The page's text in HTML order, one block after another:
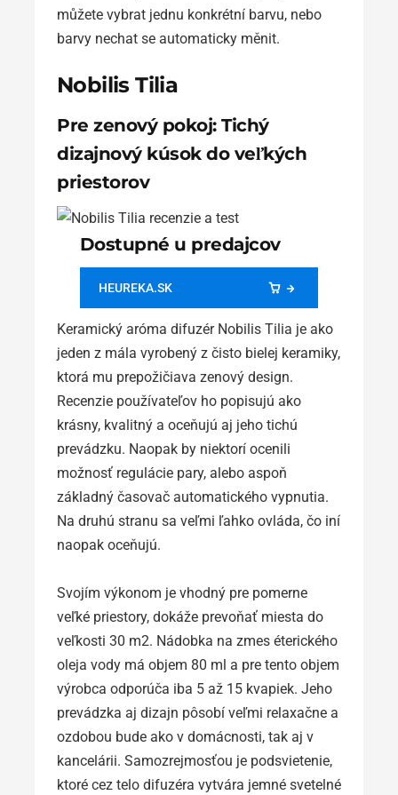
můžete vybrat jednu konkrétní barvu, nebo
barvy nechat se automaticky měnit.
Nobilis Tilia
Pre zenový pokoj: Tichý
dizajnový kúsok do veľkých
priestorov
Dostupné u predajcov
HEUREKA.SK
Keramický aróma difuzér Nobilis Tilia je ako
jeden z mála vyrobený z čisto bielej keramiky,
ktorá mu prepožičiava zenový design.
Recenzie používateľov ho popisujú ako
krásny, kvalitný a oceňujú aj jeho tichú
prevádzku. Naopak by niektorí ocenili
možnosť regulácie pary, alebo aspoň
základný časovač automatického vypnutia.
Na druhú stranu sa veľmi ľahko ovláda, čo iní
naopak oceňujú.
Svojím výkonom je vhodný pre pomerne
veľké priestory, dokáže prevoňať miesta do
veľkosti 30 m2. Nádobka na zmes éterického
oleja vody má objem 80 ml a pre tento objem
výrobca odporúča iba 5 až 15 kvapiek. Jeho
prevádzka aj dizajn pôsobí veľmi relaxačne a
ozdobou bude ako v domácnosti, tak aj v
kancelárii. Samozrejmosťou je podsvietenie,
ktoré cez telo difuzéra vytvára jemné svetelné